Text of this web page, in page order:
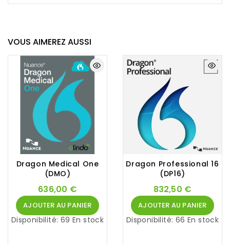
VOUS AIMEREZ AUSSI
Dragon Medical One
(DMO)
636,00 €
AJOUTER AU PANIER
Disponibilité: 69 En stock
Dragon Professional 16
(DP16)
832,50 €
AJOUTER AU PANIER
Disponibilité: 66 En stock